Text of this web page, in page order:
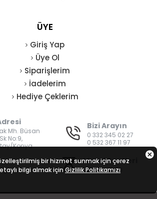
ÜYE
Giriş Yap
Üye Ol
Siparişlerim
İadelerim
Hediye Çeklerim
Mh. Büsan
No:9,
Konya
Bizi Arayın
0 332 345 02 27
0 532 367 11 97
Mesai Saatleri
08:00 - 19:00
bir hizmet sunmak için çerez
bilgi almak için Gizlilik Politikamızı